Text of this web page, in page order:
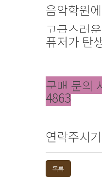
음악학원
고급스러
퓨저가 탄
구매 문의
4863
연락주시
목록